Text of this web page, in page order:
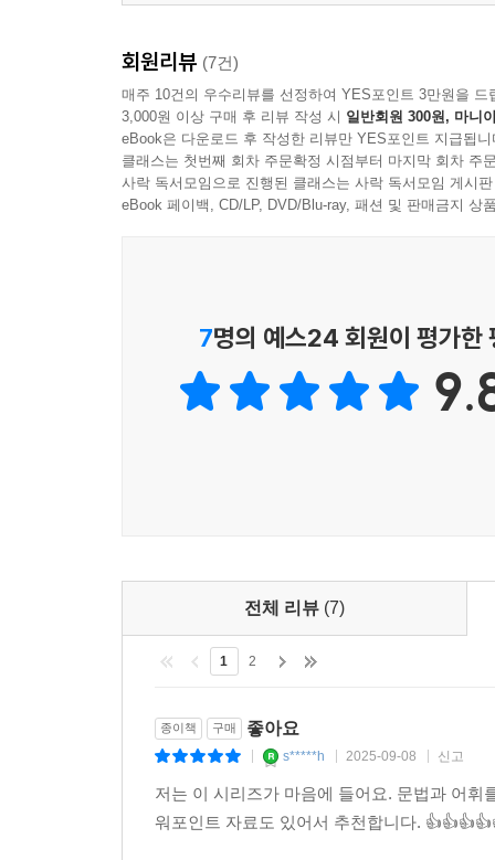
회원리뷰 (7건)
매주 10건의 우수리뷰를 선정하여 YES포인트 3만원을 드
3,000원 이상 구매 후 리뷰 작성 시 일반회원 300원, 마니
eBook은 다운로드 후 작성한 리뷰만 YES포인트 지급됩니
클래스는 첫번째 회차 주문확정 시점부터 마지막 회차 주
사락 독서모임으로 진행된 클래스는 사락 독서모임 게시
eBook 페이백, CD/LP, DVD/Blu-ray, 패션 및 판매금지 상
7명의 예스24 회원이 평가한
전체 리뷰 (7)
1 2
종이책 구매 좋아요
s*****h 2025-09-08 신고
저는 이 시리즈가 마음에 들어요. 문법과 어
워포인트 자료도 있어서 추천합니다.